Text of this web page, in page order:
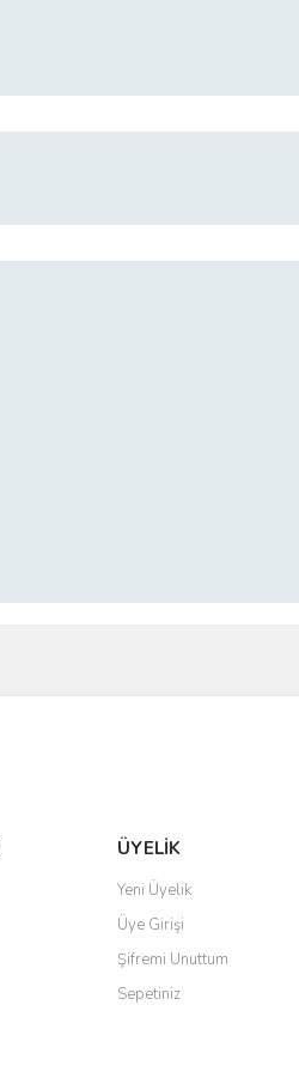
ÜYELİK
Yeni Üyelik
Üye Girişi
Şifremi Unuttum
Sepetiniz